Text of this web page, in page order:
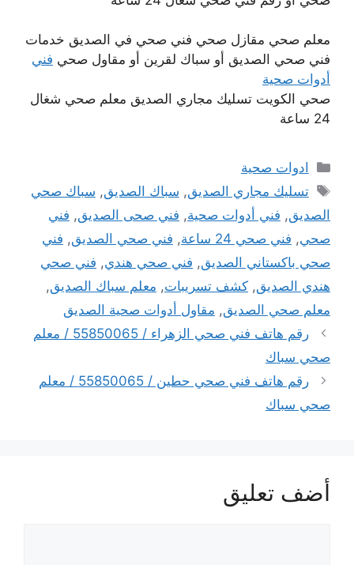
معلم صحي مقازل صحي فني صحي في الصديق خدمات
فني صحي الصديق أو سباك لقرين أو مقاول صحي فني
أدوات صحية
صحي الكويت تسليك مجاري الصديق معلم صحي شغال
24 ساعة
التصنيفات
ادوات صحية
الوسوم
تسليك مجاري الصديق, سباك الصديق, سباك صحي
الصديق, فني أدوات صحية, فني صحى الصديق, فني
صحي, فني صحي 24 ساعة , فني صحي الصديق, فني
صحي باكستاني الصديق, فني صحي هندي, فني صحي
هندي الصديق, كشف تسريبات, معلم سباك الصديق,
معلم صحي الصديق, مقاول أدوات صحية الصديق
رقم هاتف فني صحي الزهراء / 55850065 / معلم
صحي سباك
رقم هاتف فني صحي حطين / 55850065 / معلم
صحي سباك
أضف تعليق